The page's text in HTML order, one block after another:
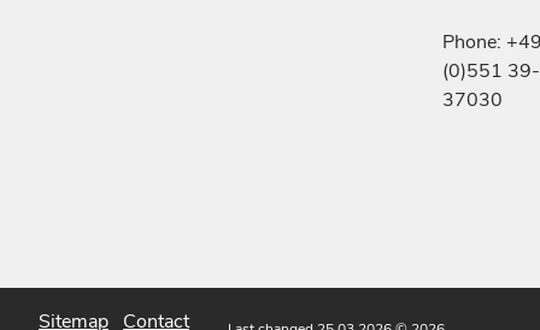
Phone:
(0)551 39-
37030
Sitemap Contact